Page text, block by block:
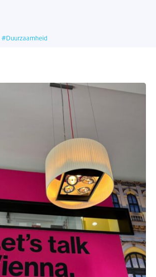
#Duurzaamheid